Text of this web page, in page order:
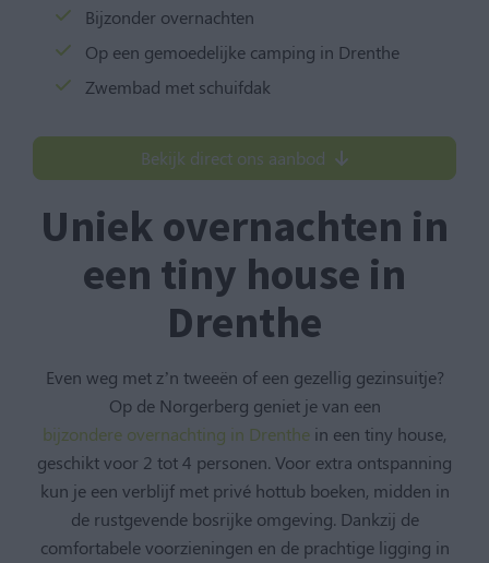
Bijzonder overnachten
Op een gemoedelijke camping in Drenthe
Zwembad met schuifdak
Bekijk direct ons aanbod
Uniek overnachten in
een tiny house in
Drenthe
Even weg met z’n tweeën of een gezellig gezinsuitje?
Op de Norgerberg geniet je van een
bijzondere overnachting in Drenthe in een tiny house,
geschikt voor 2 tot 4 personen. Voor extra ontspanning
kun je een verblijf met privé hottub boeken, midden in
de rustgevende bosrijke omgeving. Dankzij de
comfortabele voorzieningen en de prachtige ligging in